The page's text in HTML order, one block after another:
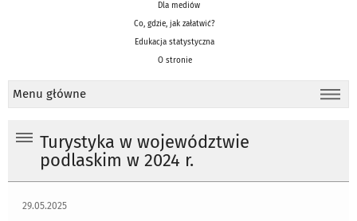
Dla mediów
Co, gdzie, jak załatwić?
Edukacja statystyczna
O stronie
Menu główne
Turystyka w województwie
podlaskim w 2024 r.
29.05.2025